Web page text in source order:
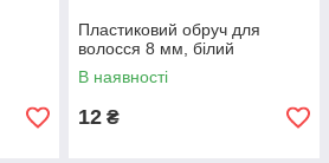
Пластиковий обруч для
волосся 8 мм, білий
В наявності
12 ₴